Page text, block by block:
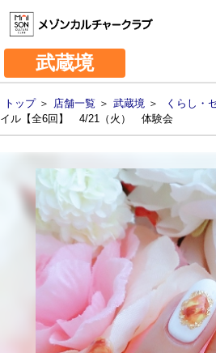
武蔵境
トップ＞ 店舗一覧 ＞ 武蔵境 ＞ くらし・
イル【全6回】 4/21（火） 体験会